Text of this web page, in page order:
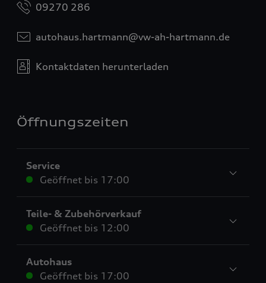
09270 286
autohaus.hartmann@vw-ah-hartmann.de
Kontaktdaten herunterladen
Öffnungszeiten
Service
Geöffnet bis 17:00
Teile- & Zubehörverkauf
Geöffnet bis 12:00
Autohaus
Geöffnet bis 17:00